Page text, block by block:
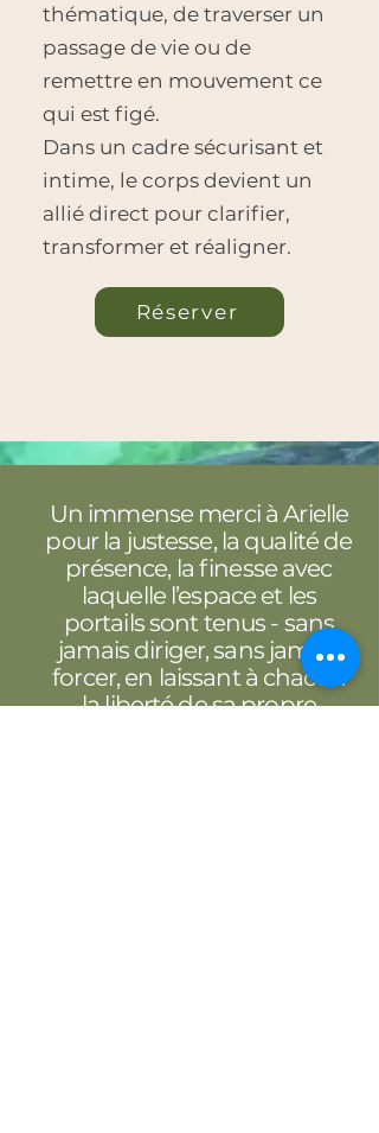
thématique, de traverser un
passage de vie ou de
remettre en mouvement ce
qui est figé.
Dans un cadre sécurisant et
intime, le corps devient un
allié direct pour clarifier,
transformer et réaligner.
Réserver
Un immense merci à Arielle
pour la justesse, la qualité de
présence, la finesse avec
laquelle l’espace et les
portails sont tenus - sans
jamais diriger, sans jamais
forcer, en laissant à chacun
la liberté de sa propre